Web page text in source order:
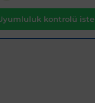
kontrolü iste